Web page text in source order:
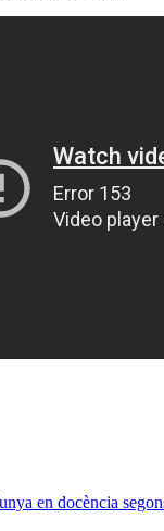
en docència